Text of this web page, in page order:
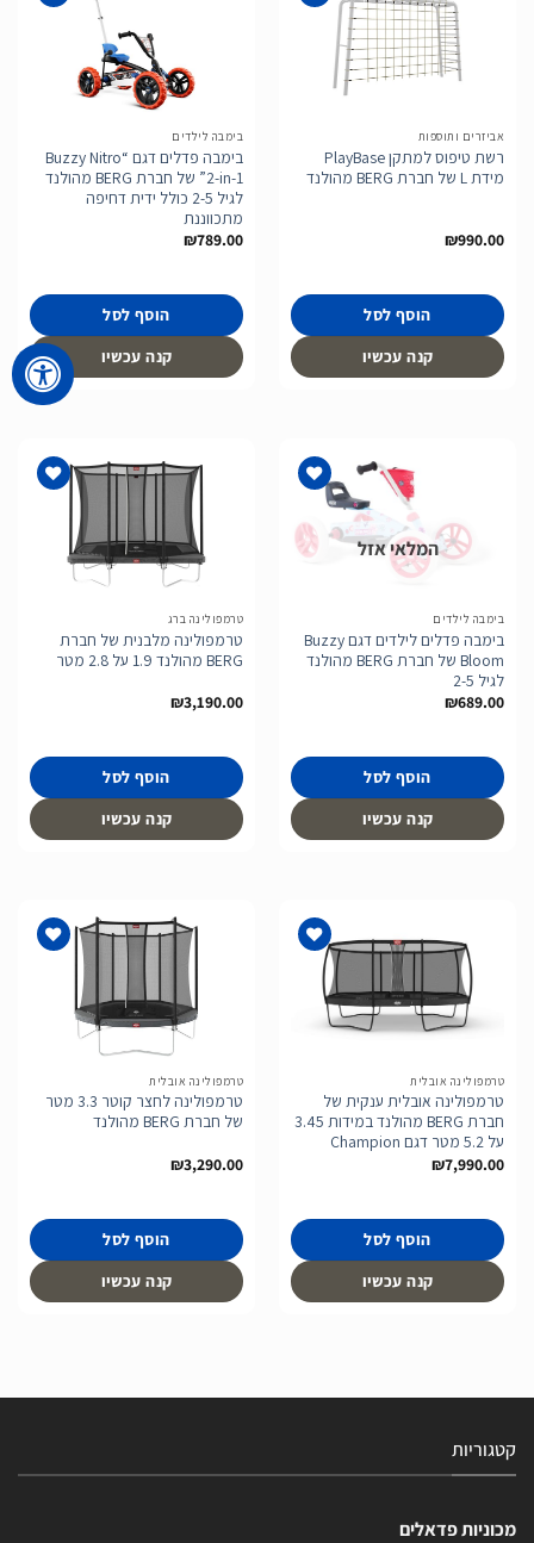
אביזרים ותוספות
רשת טיפוס למתקן PlayBase
מידת L של חברת BERG מהולנד
₪990.00
הוסף לסל
קנה עכשיו
בימבה לילדים
בימבה פדלים דגם “Buzzy Nitro
2-in-1” של חברת BERG מהולנד
לגיל 2-5 כולל ידית דחיפה
מתכווננת
₪789.00
הוסף לסל
קנה עכשיו
הוסף
לרשימת
המלאי אזל
בימבה לילדים
בימבה פדלים לילדים דגם Buzzy
Bloom של חברת BERG מהולנד
לגיל 2-5
₪689.00
הוסף לסל
קנה עכשיו
טרמפולינה ברג
טרמפולינה מלבנית של חברת
BERG מהולנד 1.9 על 2.8 מטר
₪3,190.00
הוסף לסל
קנה עכשיו
טרמפולינה אובלית
טרמפולינה אובלית ענקית של
חברת BERG מהולנד במידות 3.45
על 5.2 מטר דגם Champion
₪7,990.00
הוסף לסל
קנה עכשיו
טרמפולינה אובלית
טרמפולינה לחצר קוטר 3.3 מטר
של חברת BERG מהולנד
₪3,290.00
הוסף לסל
קנה עכשיו
קטגוריות
מכוניות פדאלים